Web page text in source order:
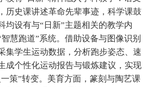
历史课讲述革命先辈事迹，科学课鼓
均设有与“日新”主题相关的教学内
慧跑道”系统。借助设备与图像识别
集学生运动数据，分析跑步姿态、速
成个性化运动报告与锻炼建议，实现
策”转变。美育方面，篆刻与陶艺课